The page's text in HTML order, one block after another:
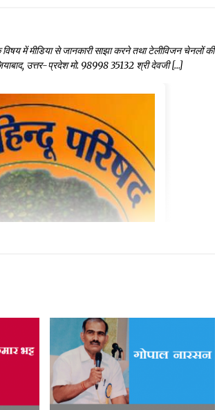
में मीडिया से जानकारी साझा करने तथा टेलीविजन चेनलों की
उत्तर-प्रदेश मो. 98998 35132 श्री देवजी […]